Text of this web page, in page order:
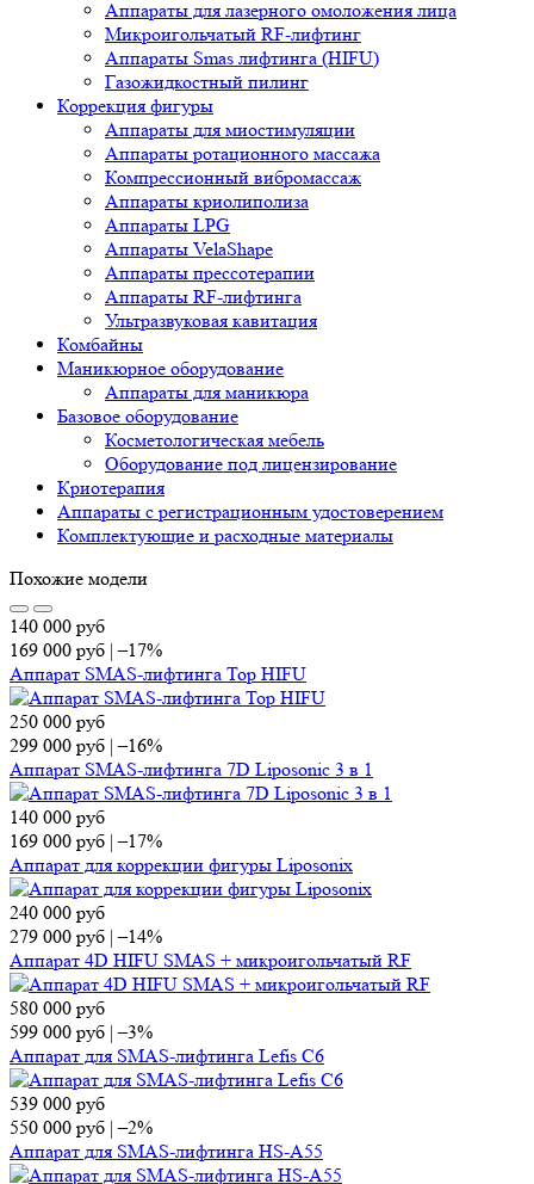
Аппараты для лазерного омоложения лица
Микроигольчатый RF-лифтинг
Аппараты Smas лифтинга (HIFU)
Газожидкостный пилинг
Коррекция фигуры
Аппараты для миостимуляции
Аппараты ротационного массажа
Компрессионный вибромассаж
Аппараты криолиполиза
Аппараты LPG
Аппараты VelaShape
Аппараты прессотерапии
Аппараты RF-лифтинга
Ультразвуковая кавитация
Комбайны
Маникюрное оборудование
Аппараты для маникюра
Базовое оборудование
Косметологическая мебель
Оборудование под лицензирование
Криотерапия
Аппараты c регистрационным удостоверением
Комплектующие и расходные материалы
Похожие модели
140 000 руб
169 000 руб |–17%
Аппарат SMAS-лифтинга Top HIFU
250 000 руб
299 000 руб |–16%
Аппарат SMAS-лифтинга 7D Liposonic 3 в 1
140 000 руб
169 000 руб |–17%
Аппарат для коррекции фигуры Liposonix
240 000 руб
279 000 руб |–14%
Аппарат 4D HIFU SMAS + микроигольчатый RF
580 000 руб
599 000 руб |–3%
Аппарат для SMAS-лифтинга Lefis C6
539 000 руб
550 000 руб |–2%
Аппарат для SMAS-лифтинга HS-A55